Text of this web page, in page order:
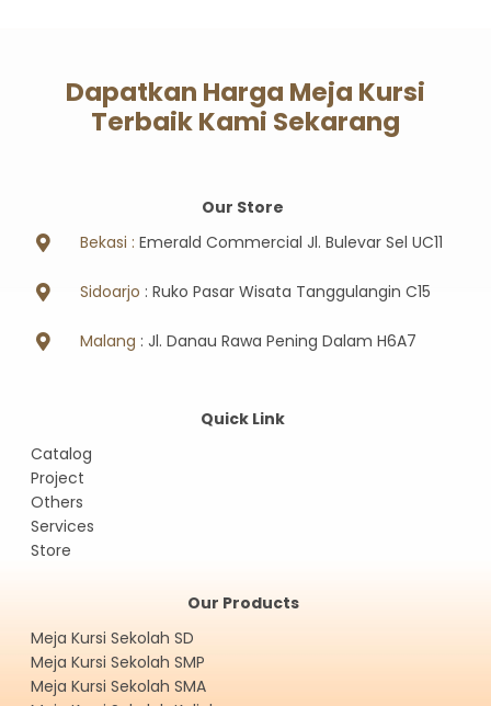
Dapatkan Harga Meja Kursi
Terbaik Kami Sekarang
Our Store
Bekasi : Emerald Commercial Jl. Bulevar Sel UC11
Sidoarjo : Ruko Pasar Wisata Tanggulangin C15
Malang : Jl. Danau Rawa Pening Dalam H6A7
Quick Link
Catalog
Project
Others
Services
Store
Our Products
Meja Kursi Sekolah SD
Meja Kursi Sekolah SMP
Meja Kursi Sekolah SMA